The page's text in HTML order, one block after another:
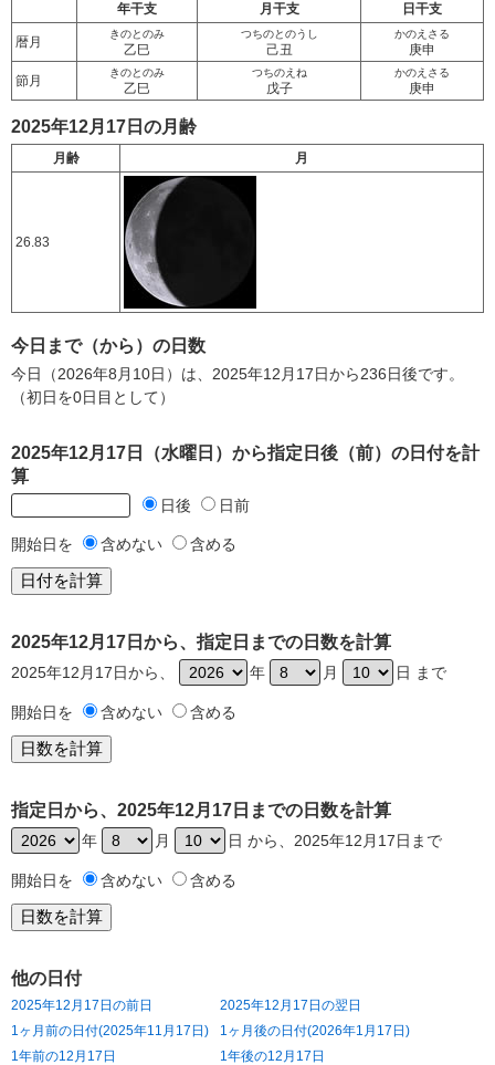
年干支 月干支 日干支
暦月
きのとのみ
乙巳
つちのとのうし
己丑
かのえさる
庚申
節月
きのとのみ
乙巳
つちのえね
戊子
かのえさる
庚申
2025年12月17日の月齢
月齢 月
26.83
今日まで（から）の日数
今日（2026年8月10日）は、2025年12月17日から236日後です。
（初日を0日目として）
2025年12月17日（水曜日）から指定日後（前）の日付を計
算
日後 日前
開始日を 含めない 含める
2025年12月17日から、指定日までの日数を計算
2025年12月17日から、 年 月 日 まで
開始日を 含めない 含める
指定日から、2025年12月17日までの日数を計算
年 月 日 から、2025年12月17日まで
開始日を 含めない 含める
他の日付
2025年12月17日の前日
2025年12月17日の翌日
1ヶ月前の日付(2025年11月17日)
1ヶ月後の日付(2026年1月17日)
1年前の12月17日
1年後の12月17日